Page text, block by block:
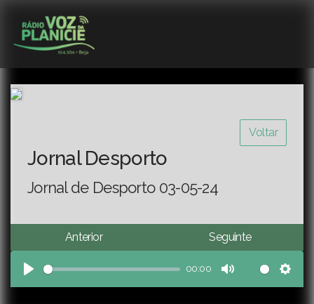
Voltar
Jornal Desporto
Jornal de Desporto 03-05-24
Anterior Seguinte
Play
00:00
Mute